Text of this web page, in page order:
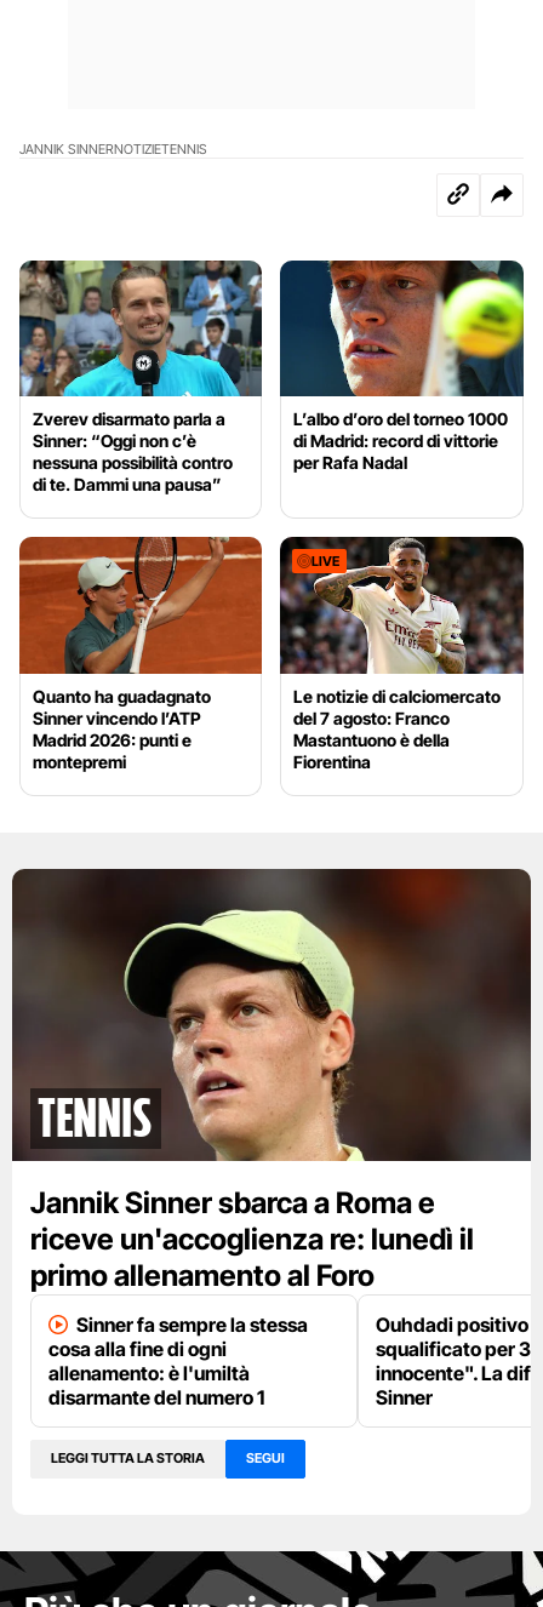
JANNIK SINNERNOTIZIETENNIS
Zverev disarmato parla a
Sinner: “Oggi non c’è
nessuna possibilità contro
di te. Dammi una pausa”
L’albo d’oro del torneo 1000
di Madrid: record di vittorie
per Rafa Nadal
Quanto ha guadagnato
Sinner vincendo l’ATP
Madrid 2026: punti e
montepremi
LIVE
Le notizie di calciomercato
del 7 agosto: Franco
Mastantuono è della
Fiorentina
tennis
Jannik Sinner sbarca a Roma e
riceve un'accoglienza re: lunedì il
primo allenamento al Foro
Sinner fa sempre la stessa
cosa alla fine di ogni
allenamento: è l'umiltà
disarmante del numero 1
Ouhdadi positivo
squalificato per 3
innocente". La
Sinner
LEGGI TUTTA LA STORIA SEGUI